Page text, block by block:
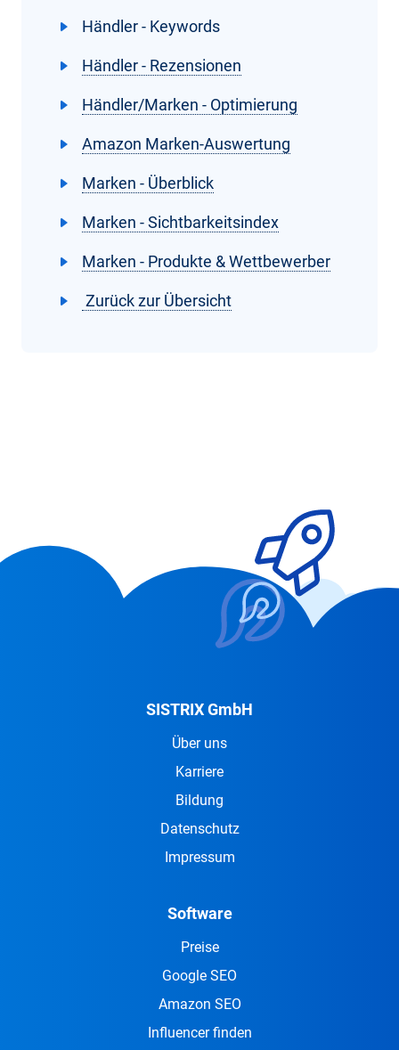
Händler - Keywords
Händler - Rezensionen
Händler/Marken - Optimierung
Amazon Marken-Auswertung
Marken - Überblick
Marken - Sichtbarkeitsindex
Marken - Produkte & Wettbewerber
Zurück zur Übersicht
SISTRIX GmbH
Über uns
Karriere
Bildung
Datenschutz
Impressum
Software
Preise
Google SEO
Amazon SEO
Influencer finden